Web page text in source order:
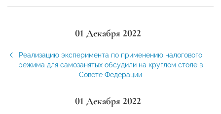
01 Декабря 2022
Реализацию эксперимента по применению налогового
режима для самозанятых обсудили на круглом столе в
Совете Федерации
01 Декабря 2022